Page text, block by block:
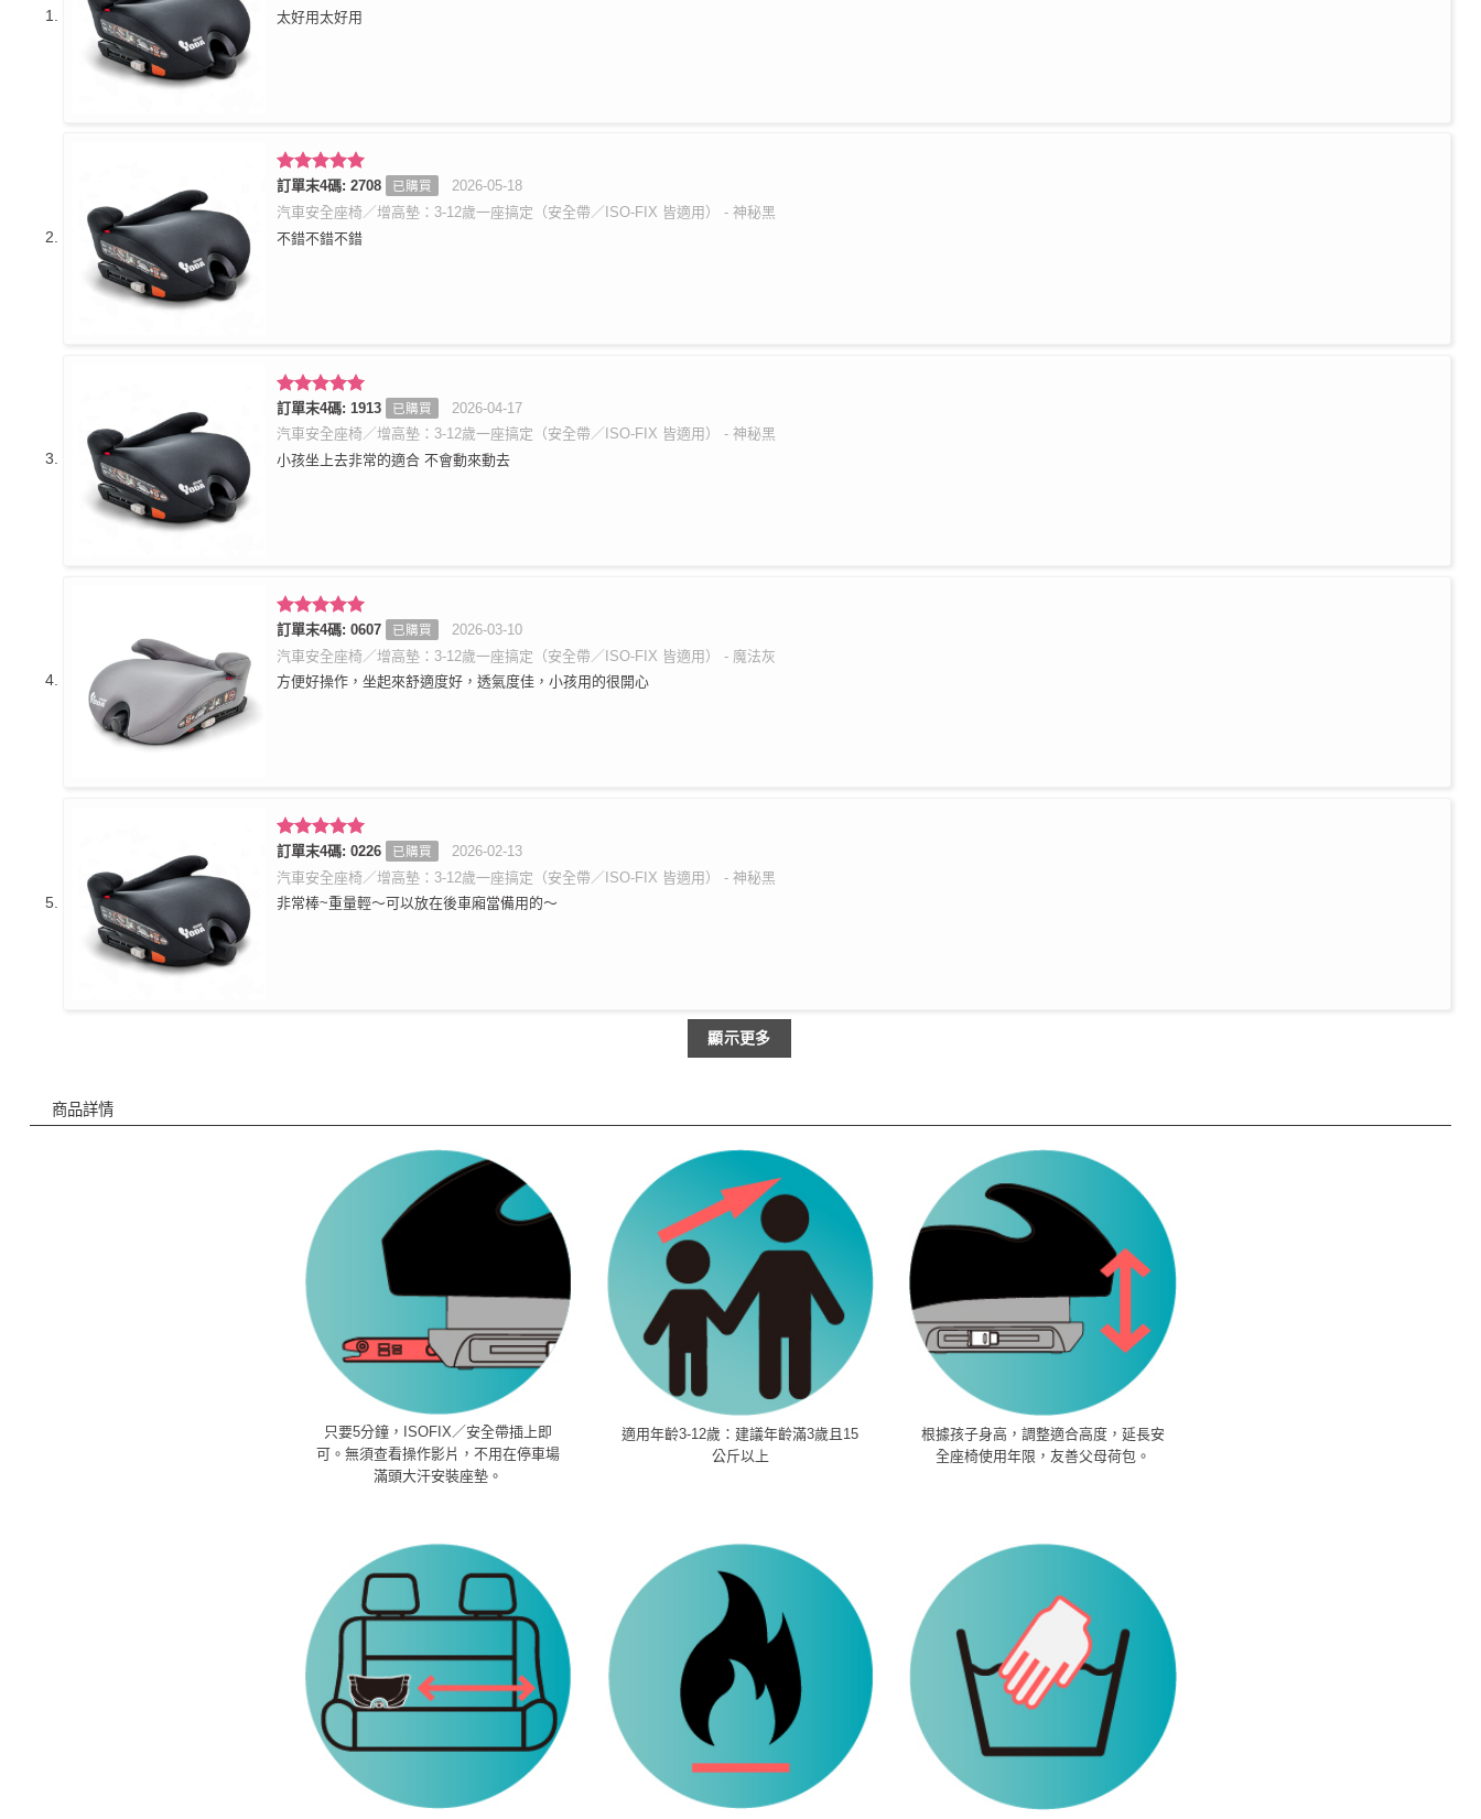
太好用太好用
評分5滿
分 5
訂單末4碼: 2708 已購買
2026-05-18
汽車安全座椅／增高墊：3-12歲一座搞定（安全帶／ISO-FIX 皆適用） - 神秘黑
不錯不錯不錯
評分5滿
分 5
訂單末4碼: 1913 已購買
2026-04-17
汽車安全座椅／增高墊：3-12歲一座搞定（安全帶／ISO-FIX 皆適用） - 神秘黑
小孩坐上去非常的適合 不會動來動去
評分5滿
分 5
訂單末4碼: 0607 已購買
2026-03-10
汽車安全座椅／增高墊：3-12歲一座搞定（安全帶／ISO-FIX 皆適用） - 魔法灰
方便好操作，坐起來舒適度好，透氣度佳，小孩用的很開心
評分5滿
分 5
訂單末4碼: 0226 已購買
2026-02-13
汽車安全座椅／增高墊：3-12歲一座搞定（安全帶／ISO-FIX 皆適用） - 神秘黑
非常棒~重量輕～可以放在後車廂當備用的～
顯示更多
商品詳情
只要5分鐘，ISOFIX／安全帶插上即
可。無須查看操作影片，不用在停車場
滿頭大汗安裝座墊。
適用年齡3-12歲：建議年齡滿3歲且15
公斤以上
根據孩子身高，調整適合高度，延長安
全座椅使用年限，友善父母荷包。